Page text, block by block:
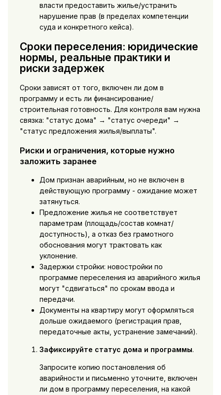
власти предоставить жилье/устранить
нарушение прав (в пределах компетенции
суда и конкретного кейса).
Сроки переселения: юридические
нормы, реальные практики и
риски задержек
Сроки зависят от того, включен ли дом в
программу и есть ли финансирование/
строительная готовность. Для контроля вам нужна
связка: "статус дома" → "статус очереди" →
"статус предложения жилья/выплаты".
Риски и ограничения, которые нужно
заложить заранее
Дом признан аварийным, но не включен в
действующую программу - ожидание может
затянуться.
Предложение жилья не соответствует
параметрам (площадь/состав комнат/
доступность), а отказ без грамотного
обоснования могут трактовать как
уклонение.
Задержки стройки: новостройки по
программе переселения из аварийного жилья
могут "сдвигаться" по срокам ввода и
передачи.
Документы на квартиру могут оформляться
дольше ожидаемого (регистрация прав,
передаточные акты, устранение замечаний).
Зафиксируйте статус дома и программы.
Запросите копию постановления об
аварийности и письменно уточните, включен
ли дом в программу переселения, на какой